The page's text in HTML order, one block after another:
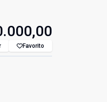
Favorito